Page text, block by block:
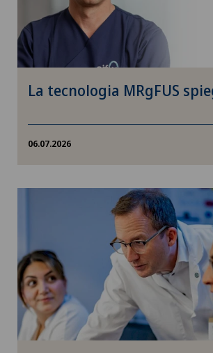
Alimentazione
Fitness
Benessere
Cure
Bambini
Ambiente
La tecnologia MRgFUS
06.07.2026